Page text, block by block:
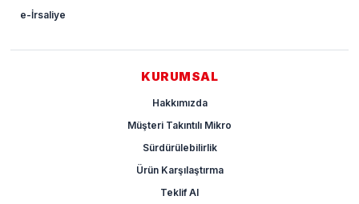
e-İrsaliye
KURUMSAL
Hakkımızda
Müşteri Takıntılı Mikro
Sürdürülebilirlik
Ürün Karşılaştırma
Teklif Al